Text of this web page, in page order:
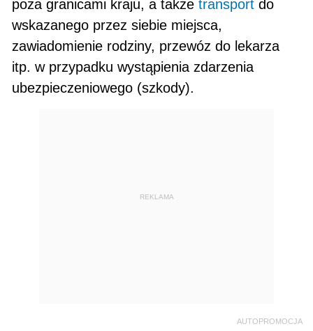
poza granicami kraju, a takżetransport do
wskazanego przez siebie miejsca,
zawiadomienie rodziny, przewóz do lekarza
itp. w przypadku wystąpienia zdarzenia
ubezpieczeniowego (szkody).
REKLAMA
AUTOPROMOCJA